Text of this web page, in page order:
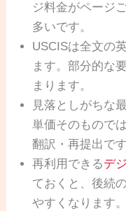
ジ料金がページ
多いです。
USCISは全文の
ます。部分的な
まります。
見落としがちな
単価そのもので
翻訳・再提出です
再利用できるデ
ておくと、後続
やすくなります。